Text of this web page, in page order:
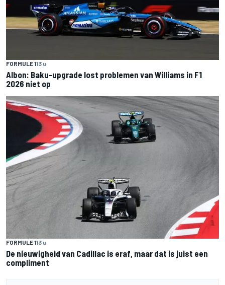
FORMULE 113 u
Albon: Baku-upgrade lost problemen van Williams in F1
2026 niet op
FORMULE 113 u
De nieuwigheid van Cadillac is eraf, maar dat is juist een
compliment